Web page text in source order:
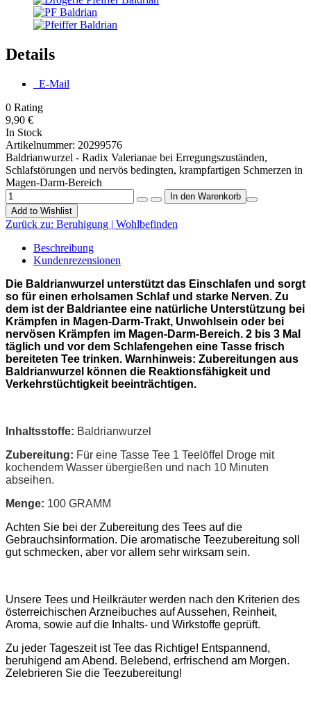
Details
E-Mail
0 Rating
9,90 €
In Stock
Artikelnummer: 20299576
Baldrianwurzel - Radix Valerianae bei Erregungszuständen,
Schlafstörungen und nervös bedingten, krampfartigen Schmerzen in
Magen-Darm-Bereich
Add to Wishlist
Zurück zu: Beruhigung | Wohlbefinden
Beschreibung
Kundenrezensionen
Die Baldrianwurzel unterstützt das Einschlafen und sorgt
so für einen erholsamen Schlaf und starke Nerven. Zu
dem ist der Baldriantee eine natürliche Unterstützung bei
Krämpfen in Magen-Darm-Trakt, Unwohlsein oder bei
nervösen Krämpfen im Magen-Darm-Bereich. 2 bis 3 Mal
täglich und vor dem Schlafengehen eine Tasse frisch
bereiteten Tee trinken. Warnhinweis: Zubereitungen aus
Baldrianwurzel können die Reaktionsfähigkeit und
Verkehrstüchtigkeit beeinträchtigen.
Inhaltsstoffe: Baldrianwurzel
Zubereitung: Für eine Tasse Tee 1 Teelöffel Droge mit
kochendem Wasser übergießen und nach 10 Minuten
abseihen.
Menge: 100 GRAMM
Achten Sie bei der Zubereitung des Tees auf die
Gebrauchsinformation. Die aromatische Teezubereitung soll
gut schmecken, aber vor allem sehr wirksam sein.
Unsere Tees und Heilkräuter werden nach den Kriterien des
österreichischen Arzneibuches auf Aussehen, Reinheit,
Aroma, sowie auf die Inhalts- und Wirkstoffe geprüft.
Zu jeder Tageszeit ist Tee das Richtige! Entspannend,
beruhigend am Abend. Belebend, erfrischend am Morgen.
Zelebrieren Sie die Teezubereitung!